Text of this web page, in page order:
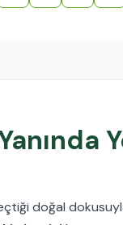
doğal